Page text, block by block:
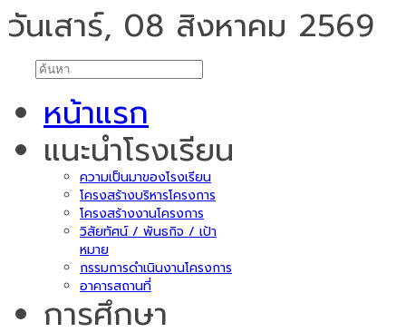
วันเสาร์, 08 สิงหาคม 2569
หน้าแรก
แนะนำโรงเรียน
ความเป็นมาของโรงเรียน
โครงสร้างบริหารโครงการ
โครงสร้างงานโครงการ
วิสัยทัศน์ / พันธกิจ / เป้า
หมาย
กรรมการดำเนินงานโครงการ
อาคารสถานที่
การศึกษา